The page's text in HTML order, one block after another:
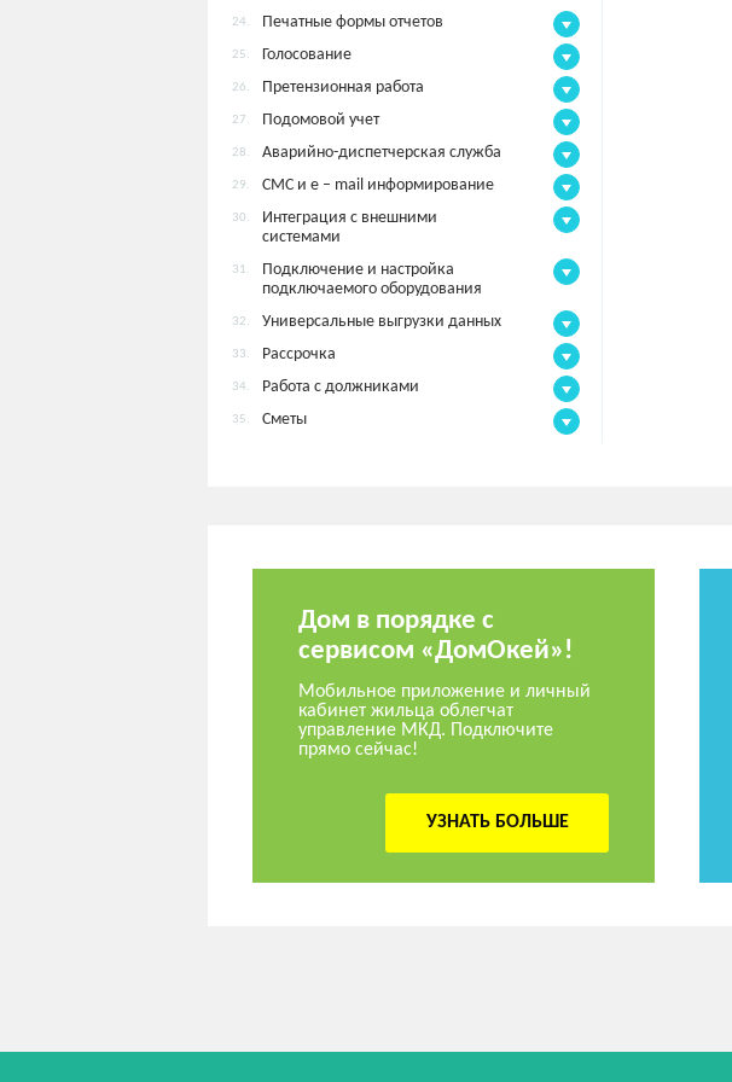
24. Печатные формы отчетов
25. Голосование
26. Претензионная работа
27. Подомовой учет
28. Аварийно-диспетчерская служба
29. СМС и e – mail информирование
30.
Интеграция с внешними
системами
31.
Подключение и настройка
подключаемого оборудования
32. Универсальные выгрузки данных
33. Рассрочка
34. Работа с должниками
35. Сметы
Дом в порядке с
сервисом «ДомОкей»!
Мобильное приложение и личный
кабинет жильца облегчат
управление МКД. Подключите
прямо сейчас!
УЗНАТЬ БОЛЬШЕ